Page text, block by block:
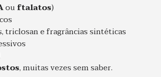
ou ftalatos)
triclosan e fragrâncias sintéticas
, muitas vezes sem saber.